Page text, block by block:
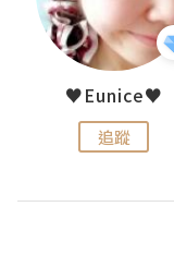
♥Eunice♥
追蹤